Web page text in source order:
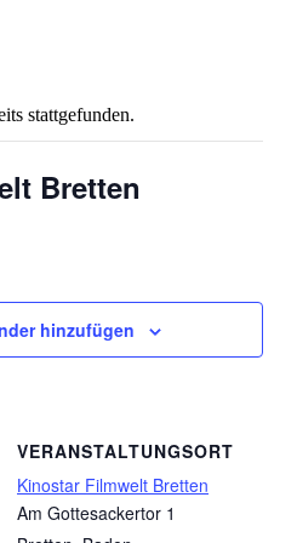
stattgefunden.
Bretten
hinzufügen
VERANSTALTUNGSORT
Kinostar Filmwelt Bretten
Am Gottesackertor 1